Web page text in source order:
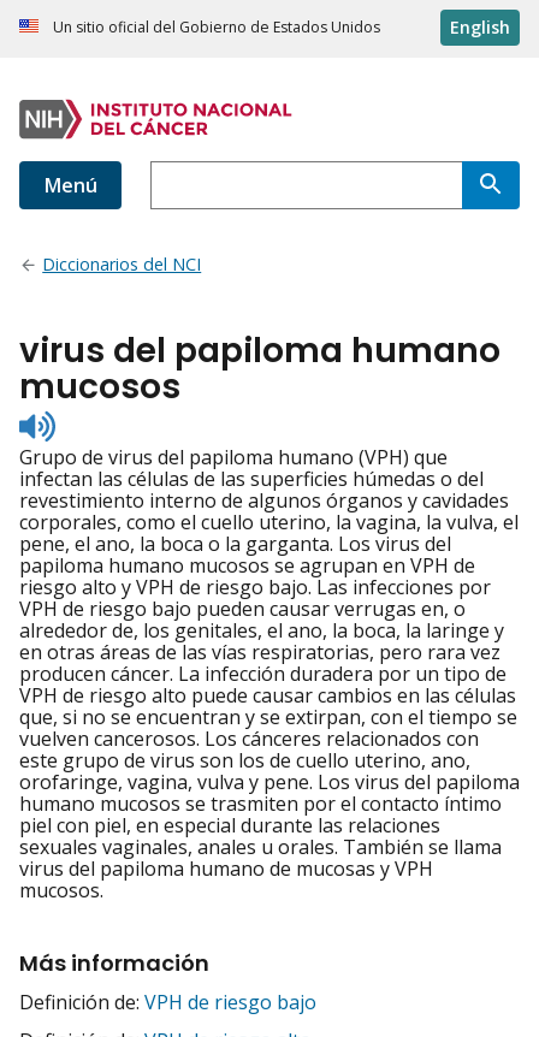
Un sitio oficial del Gobierno de Estados Unidos English
Menú
Diccionarios del NCI
virus del papiloma humano
mucosos
Listen
to
pronunciation
Grupo de virus del papiloma humano (VPH) que
infectan las células de las superficies húmedas o del
revestimiento interno de algunos órganos y cavidades
corporales, como el cuello uterino, la vagina, la vulva, el
pene, el ano, la boca o la garganta. Los virus del
papiloma humano mucosos se agrupan en VPH de
riesgo alto y VPH de riesgo bajo. Las infecciones por
VPH de riesgo bajo pueden causar verrugas en, o
alrededor de, los genitales, el ano, la boca, la laringe y
en otras áreas de las vías respiratorias, pero rara vez
producen cáncer. La infección duradera por un tipo de
VPH de riesgo alto puede causar cambios en las células
que, si no se encuentran y se extirpan, con el tiempo se
vuelven cancerosos. Los cánceres relacionados con
este grupo de virus son los de cuello uterino, ano,
orofaringe, vagina, vulva y pene. Los virus del papiloma
humano mucosos se trasmiten por el contacto íntimo
piel con piel, en especial durante las relaciones
sexuales vaginales, anales u orales. También se llama
virus del papiloma humano de mucosas y VPH
mucosos.
Más información
Definición de: VPH de riesgo bajo